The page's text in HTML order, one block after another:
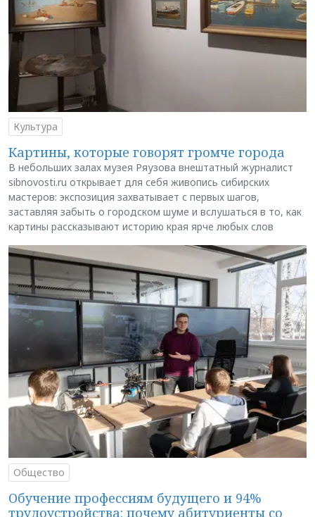
Культура
Картины, которые говорят громче города
В небольших залах музея Ряузова внештатный журналист
sibnovosti.ru открывает для себя живопись сибирских
мастеров: экспозиция захватывает с первых шагов,
заставляя забыть о городском шуме и вслушаться в то, как
картины рассказывают историю края ярче любых слов
Общество
Обучение профессиям будущего и 94%
трудоустройства: почему абитуриенты со